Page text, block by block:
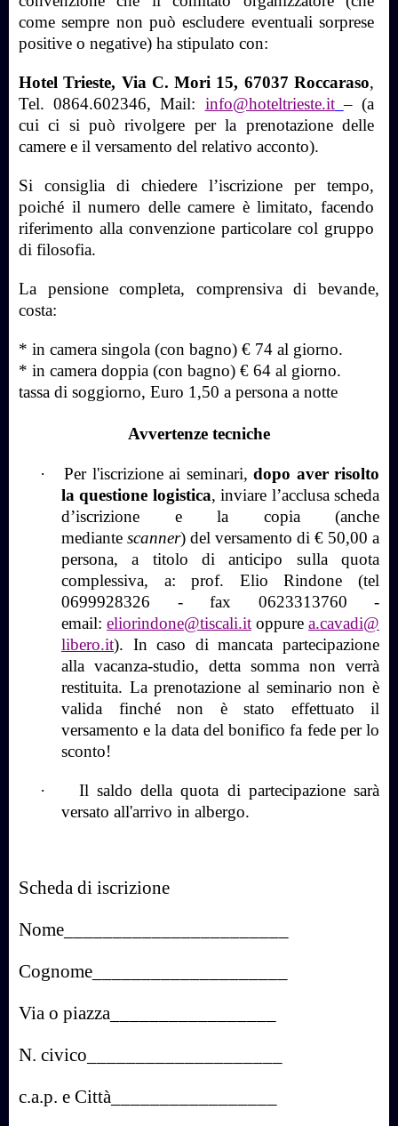
come sempre non può escludere eventuali sorprese
positive o negative) ha stipulato con:
Hotel Trieste, Via C. Mori 15, 67037 Roccaraso,
Tel. 0864.602346, Mail: info@hoteltrieste.it – (a
cui ci si può rivolgere per la prenotazione delle
camere e il versamento del relativo acconto).
Si consiglia di chiedere l’iscrizione per tempo,
poiché il numero delle camere è limitato, facendo
riferimento alla convenzione particolare col gruppo
di filosofia.
La pensione completa, comprensiva di bevande,
costa:
* in camera singola (con bagno) € 74 al giorno.
* in camera doppia (con bagno) € 64 al giorno.
tassa di soggiorno, Euro 1,50 a persona a notte
Avvertenze tecniche
· Per l'iscrizione ai seminari, dopo aver risolto
la questione logistica, inviare l’acclusa scheda
d’iscrizione e la copia (anche
mediante scanner) del versamento di € 50,00 a
persona, a titolo di anticipo sulla quota
complessiva, a: prof. Elio Rindone (tel
0699928326 - fax 0623313760 -
email: eliorindone@tiscali.it oppure a.cavadi@
libero.it). In caso di mancata partecipazione
alla vacanza-studio, detta somma non verrà
restituita. La prenotazione al seminario non è
valida finché non è stato effettuato il
versamento e la data del bonifico fa fede per lo
sconto!
·
Il saldo della quota di partecipazione sarà
versato all'arrivo in albergo.
Scheda di iscrizione
Nome_______________________
Cognome____________________
Via o piazza_________________
N. civico____________________
c.a.p. e Città_________________